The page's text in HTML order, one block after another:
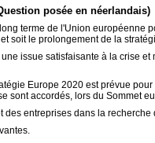
posée en néerlandais)
terme de l'Union
soit le prolongement de la
issue satisfaisante à la crise
Europe 2020 est prévue
sont accordés, lors du Sommet
des entreprises dans la